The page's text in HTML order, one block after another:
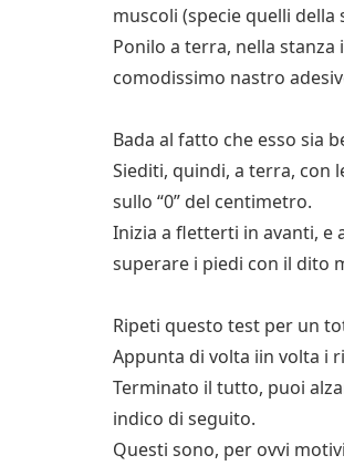
muscoli (specie quelli
Ponilo a terra, nella
comodissimo nastro
Bada al fatto che esso sia
Siediti, quindi, a terra, con
sullo “0” del centimetro.
Inizia a fletterti in avanti, e
superare i piedi con il dito
Ripeti questo test per un
Appunta di volta iin volta i
Terminato il tutto, puoi
indico di seguito.
Questi sono, per ovvi